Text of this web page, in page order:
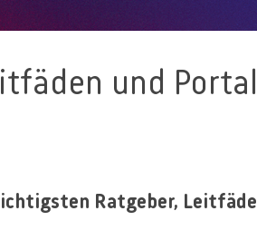
und
Ratgeber,